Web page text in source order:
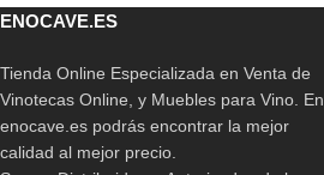
ENOCAVE.ES
Tienda Online Especializada en Venta de
Vinotecas Online, y Muebles para Vino. En
enocave.es podrás encontrar la mejor
calidad al mejor precio.